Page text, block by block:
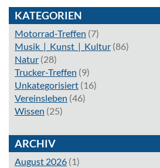
KATEGORIEN
Motorrad-Treffen (7)
Musik_|_Kunst_|_Kultur (86)
Natur (28)
Trucker-Treffen (9)
Unkategorisiert (16)
Vereinsleben (46)
Wissen (25)
ARCHIV
August 2026 (1)